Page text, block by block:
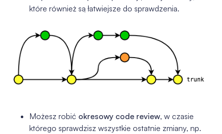
które również są łatwiejsze do sprawdzenia.
Możesz robić okresowy code review, w czasie
którego sprawdzisz wszystkie ostatnie zmiany, np.